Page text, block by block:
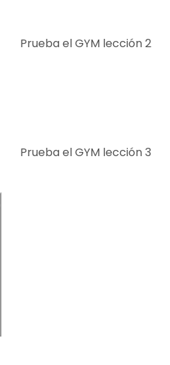
Prueba el GYM lección 2
Prueba el GYM lección 3